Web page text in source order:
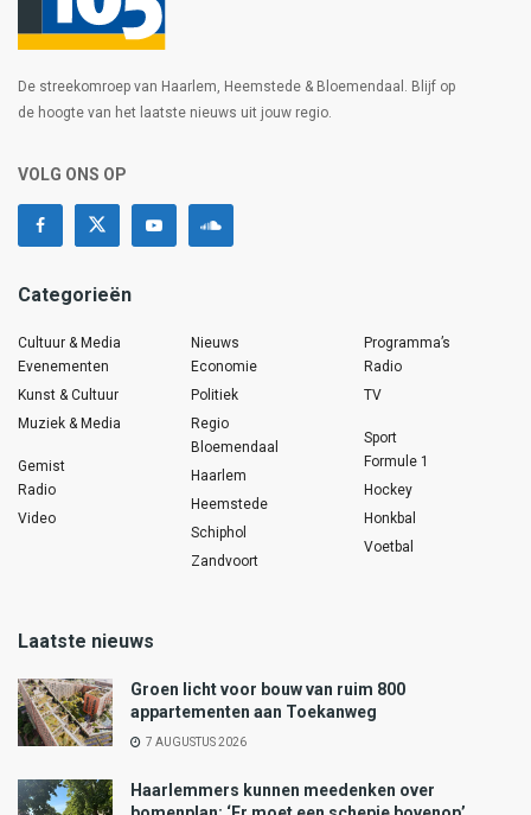
De streekomroep van Haarlem, Heemstede & Bloemendaal. Blijf op
de hoogte van het laatste nieuws uit jouw regio.
VOLG ONS OP
Categorieën
Cultuur & Media
Evenementen
Kunst & Cultuur
Muziek & Media
Gemist
Radio
Video
Nieuws
Economie
Politiek
Regio
Bloemendaal
Haarlem
Heemstede
Schiphol
Zandvoort
Programma’s
Radio
TV
Sport
Formule 1
Hockey
Honkbal
Voetbal
Laatste nieuws
Groen licht voor bouw van ruim 800
appartementen aan Toekanweg
7 AUGUSTUS 2026
Haarlemmers kunnen meedenken over